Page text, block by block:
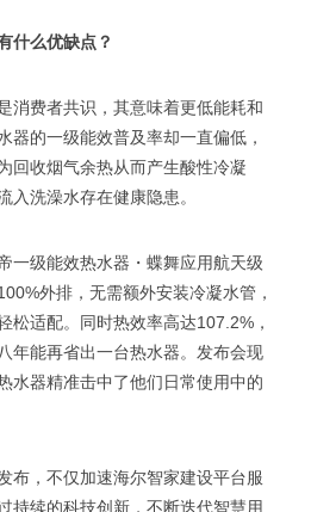
什么优缺点？
消费者共识，其意味着更低能耗和
器的一级能效普及率却一直偏低，
回收烟气余热从而产生酸性冷凝
入洗澡水存在健康隐患。
一级能效热水器・蝶舞应用航天级
外排，无需额外安装冷凝水管，
松适配。同时热效率高达107.2%，
年能再省出一台热水器。发布会现
水器精准击中了他们日常使用中的
布，不仅加速海尔智家建设平台服
持续的科技创新，不断迭代智慧用